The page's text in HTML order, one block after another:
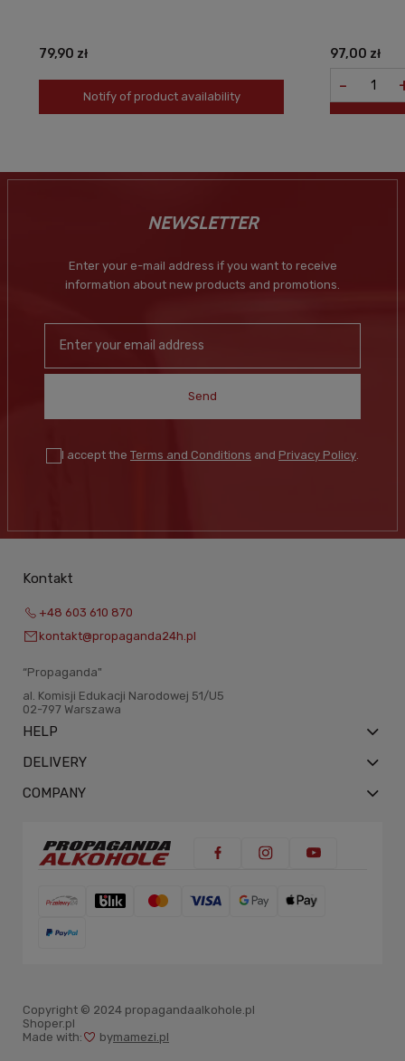
79,90 zł
Notify of product availability
97,00 zł
-
NEWSLETTER
Enter your e-mail address if you want to receive
information about new products and promotions.
Send
I accept the Terms and Conditions and Privacy Policy
Kontakt
+48 603 610 870
kontakt@propaganda24h.pl
“Propaganda"
al. Komisji Edukacji Narodowej 51/U5
02-797 Warszawa
HELP
DELIVERY
COMPANY
Copyright © 2024 propagandaalkohole.pl
Shoper.pl
Made with:
bymamezi.pl